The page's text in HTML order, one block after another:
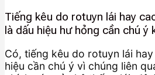
Tiếng kêu do rotuyn lái hay
là dấu hiệu hư hỏng cần chú ý
Có, tiếng kêu do rotuyn lái
hiệu cần chú ý vì chúng liên